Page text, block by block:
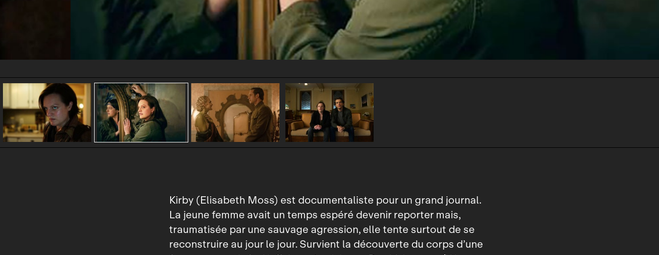
Kirby (Elisabeth Moss) est documentaliste pour un grand journal.
La jeune femme avait un temps espéré devenir reporter mais,
traumatisée par une sauvage agression, elle tente surtout de se
reconstruire au jour le jour. Survient la découverte du corps d’une